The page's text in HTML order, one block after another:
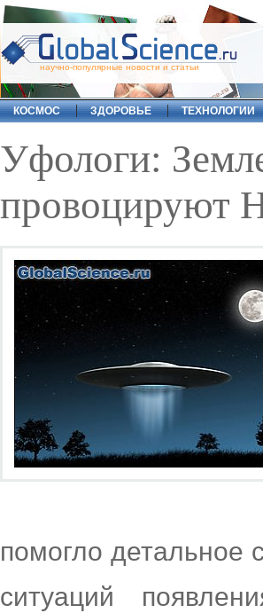
научно-популярные новости и статьи
КОСМОС ЗДОРОВЬЕ ТЕХНОЛОГИИ
Уфологи:
провоцируют
помогло детальное
ситуаций